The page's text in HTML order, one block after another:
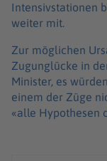
Intensivstationen
weiter mit.
Zur möglichen
Zugunglücke in
Minister, es
einem der Züge
«alle Hypothesen